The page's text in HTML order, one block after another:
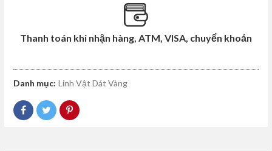
Thanh toán khi nhận hàng, ATM, VISA, chuyển khoản
Danh mục: Linh Vật Dát Vàng